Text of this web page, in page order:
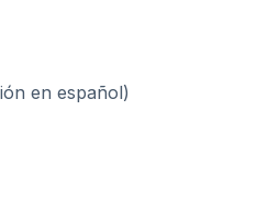
en español)